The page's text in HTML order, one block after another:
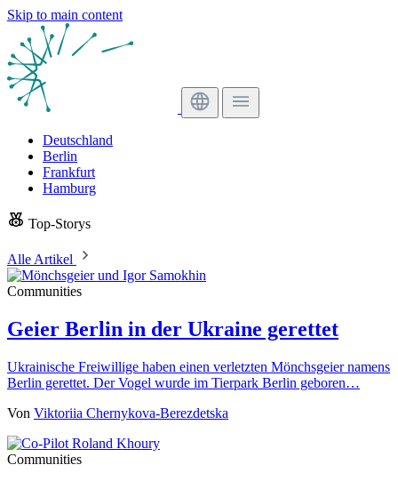
Skip to main content
Deutschland
Berlin
Frankfurt
Hamburg
Top-Storys
Alle Artikel
Communities
Geier Berlin in der Ukraine gerettet
Ukrainische Freiwillige haben einen verletzten Mönchsgeier namens
Berlin gerettet. Der Vogel wurde im Tierpark Berlin geboren…
Von Viktoriia Chernykova-Berezdetska
Communities